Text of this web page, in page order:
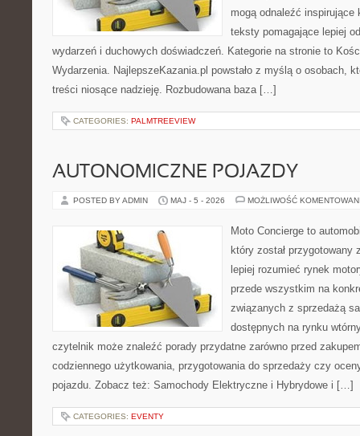
mogą odnaleźć inspirujące
teksty pomagające lepiej
wydarzeń i duchowych doświadczeń. Kategorie na stronie to
Wydarzenia. NajlepszeKazania.pl powstało z myślą o osobach,
treści niosące nadzieję. Rozbudowana baza […]
CATEGORIES: PALMTREEVIEW
AUTONOMICZNE POJAZDY
POSTED BY ADMIN MAJ - 5 - 2026 MOŻLIWOŚĆ
Moto Concierge to
który został
lepiej rozumieć rynek
przede wszystkim na
związanych z sprzedażą
dostępnych na rynku
czytelnik może znaleźć porady przydatne zarówno przed
codziennego użytkowania, przygotowania do sprzedaży czy
pojazdu. Zobacz też: Samochody Elektryczne i Hybrydowe i […]
CATEGORIES: EVENTY